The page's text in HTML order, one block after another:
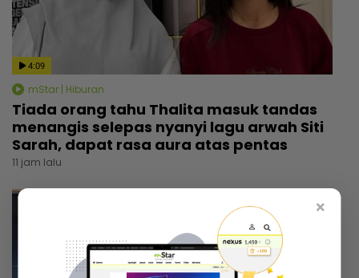
4:09
mStar | Hiburan
Tiada orang tahu Thalita masuk tandas
menangis selepas nyanyi lagu arwah Siti
Sarah, dapat rasa aura atas pentas
11 jam lalu
×